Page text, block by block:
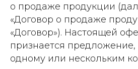
о продаже продукции
«Договор о продаже
«Договор»). Настоящей
признается
одному или нескольким